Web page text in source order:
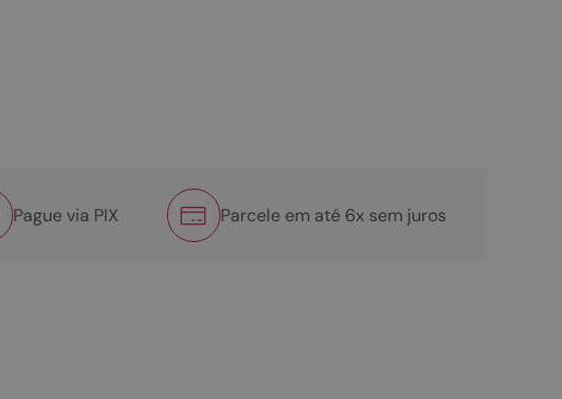
Pague via PIX Parcele em até 6x sem juros